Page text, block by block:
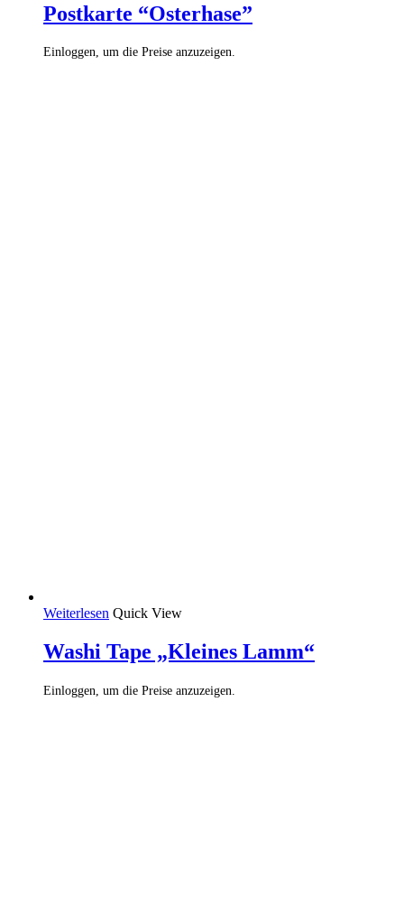
Postkarte “Osterhase”
Einloggen, um die Preise anzuzeigen.
Weiterlesen Quick View
Washi Tape „Kleines Lamm“
Einloggen, um die Preise anzuzeigen.